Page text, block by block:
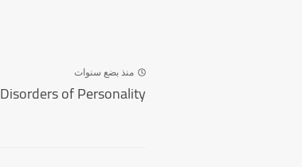
منذ بضع سنوات
Disorders of Personality